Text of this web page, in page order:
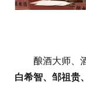
酿酒大师、酒
白希智、邹祖贵